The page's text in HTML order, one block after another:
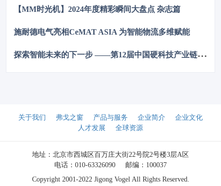
【MM时光机】2024年度精彩瞬间大盘点 杂志篇
施耐德电气亮相CeMAT ASIA 为智能物流多维赋能
探
索智能未来的下一步 ——第12届中国硬科技产业链创新趋势峰会暨百家媒体论坛成功举办
关于我们 弗戈之窗 产品与服务 企业简介
企业文化
人才发展
全球资源
地址：北京市西城区百万庄大街22号院2号楼3层A区
电话：010-63326090
邮编：100037
Copyright 2001-2022 Jigong Vogel All Rights Reserved.